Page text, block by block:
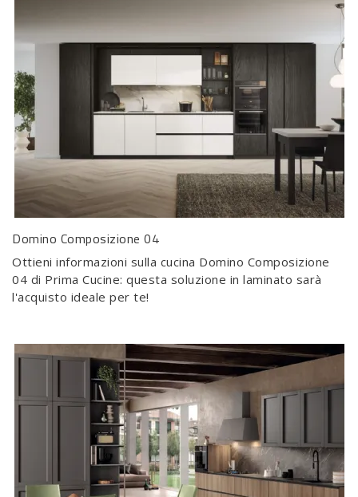
Domino Composizione 04
Ottieni informazioni sulla cucina Domino Composizione
04 di Prima Cucine: questa soluzione in laminato sarà
l'acquisto ideale per te!